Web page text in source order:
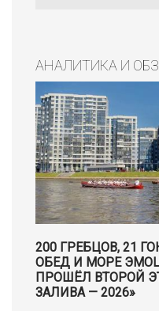
АНАЛИТИКА И
200 ГРЕБЦОВ, 21
ОБЕД И МОРЕ
ПРОШЁЛ ВТОРОЙ
ЗАЛИВА — 2026»